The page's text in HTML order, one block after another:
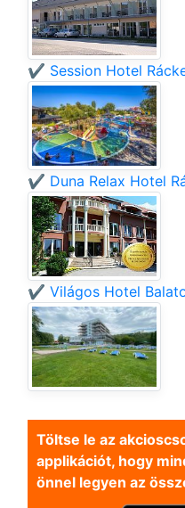
✔️ Session Hotel
✔️ Duna Relax Hotel
✔️ Világos Hotel
Töltse le az
applikációt, hogy
önnel legyen az